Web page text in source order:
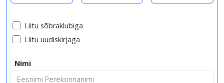
Liitu sõbraklubiga
Liitu uudiskirjaga
Nimi